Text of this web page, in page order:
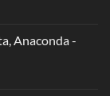
Anaconda -